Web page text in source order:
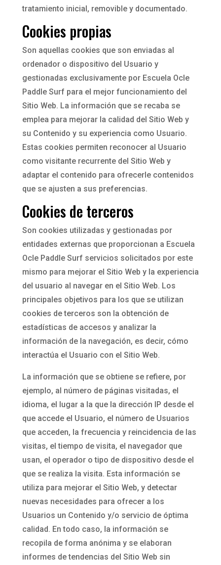
tratamiento inicial, removible y documentado.
Cookies propias
Son aquellas cookies que son enviadas al
ordenador o dispositivo del Usuario y
gestionadas exclusivamente por Escuela Ocle
Paddle Surf para el mejor funcionamiento del
Sitio Web. La información que se recaba se
emplea para mejorar la calidad del Sitio Web y
su Contenido y su experiencia como Usuario.
Estas cookies permiten reconocer al Usuario
como visitante recurrente del Sitio Web y
adaptar el contenido para ofrecerle contenidos
que se ajusten a sus preferencias.
Cookies de terceros
Son cookies utilizadas y gestionadas por
entidades externas que proporcionan a Escuela
Ocle Paddle Surf servicios solicitados por este
mismo para mejorar el Sitio Web y la experiencia
del usuario al navegar en el Sitio Web. Los
principales objetivos para los que se utilizan
cookies de terceros son la obtención de
estadísticas de accesos y analizar la
información de la navegación, es decir, cómo
interactúa el Usuario con el Sitio Web.
La información que se obtiene se refiere, por
ejemplo, al número de páginas visitadas, el
idioma, el lugar a la que la dirección IP desde el
que accede el Usuario, el número de Usuarios
que acceden, la frecuencia y reincidencia de las
visitas, el tiempo de visita, el navegador que
usan, el operador o tipo de dispositivo desde el
que se realiza la visita. Esta información se
utiliza para mejorar el Sitio Web, y detectar
nuevas necesidades para ofrecer a los
Usuarios un Contenido y/o servicio de óptima
calidad. En todo caso, la información se
recopila de forma anónima y se elaboran
informes de tendencias del Sitio Web sin